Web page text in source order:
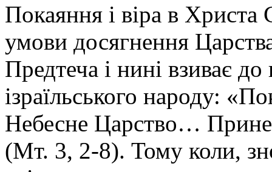
Покаяння і віра в Христа
умови досягнення
Предтеча і нині взиває
ізраїльського народу:
Небесне Царство…
(Мт. 3, 2-8). Тому коли,